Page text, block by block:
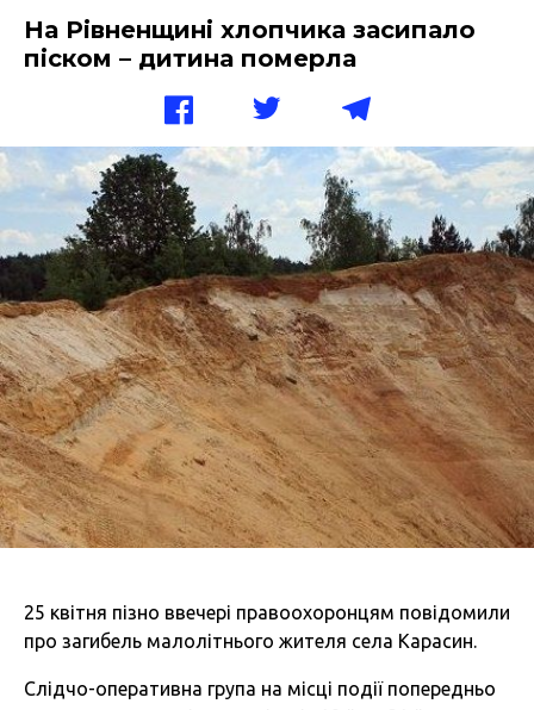
На Рівненщині хлопчика засипало
піском – дитина померла
25 квітня пізно ввечері правоохоронцям повідомили
про загибель малолітнього жителя села Карасин.
Слідчо-оперативна група на місці події попередньо